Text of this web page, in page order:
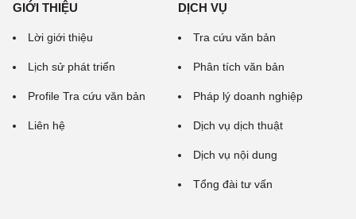
GIỚI THIỆU
Lời giới thiệu
Lịch sử phát triển
Profile Tra cứu văn bản
Liên hệ
DỊCH VỤ
Tra cứu văn bản
Phân tích văn bản
Pháp lý doanh nghiệp
Dịch vụ dịch thuật
Dịch vụ nội dung
Tổng đài tư vấn